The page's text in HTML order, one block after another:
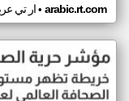
ار تي• arabic.rt.com